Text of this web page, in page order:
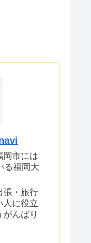
岡市には
る福岡大
張・旅行
人に役立
んばり